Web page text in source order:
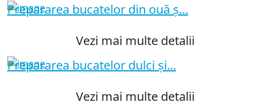
Prepararea bucatelor din ouă ș...
Vezi mai multe detalii
Prepararea bucatelor dulci şi...
Vezi mai multe detalii